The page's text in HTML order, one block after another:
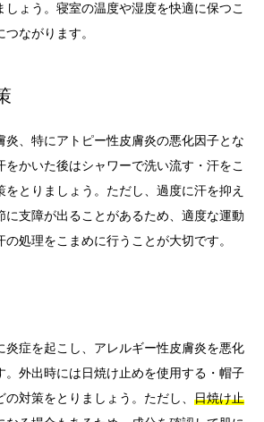
しょう。寝室の温度や湿度を快適に保つこ
ながります。
炎、特にアトピー性皮膚炎の悪化因子とな
をかいた後はシャワーで洗い流す・汗をこ
をとりましょう。ただし、過度に汗を抑え
に支障が出ることがあるため、適度な運動
処理をこまめに行うことが大切です。
炎症を起こし、アレルギー性皮膚炎を悪化
。外出時には日焼け止めを使用する・帽子
対策をとりましょう。ただし、 日焼け止